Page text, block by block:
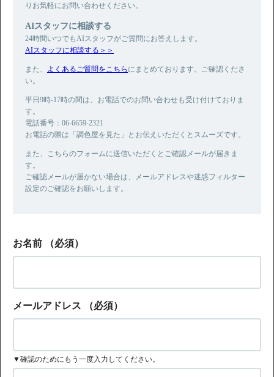
りお気軽にお問い合わせください。
AIスタッフに相談する
24時間いつでもAIスタッフがご質問にお答えします。
AIスタッフに相談する＞＞
また、 よくあるご質問をこちら にまとめております。ご確認くださ
い。
平日9時-17時の間は、お電話でのお問い合わせも受け付けておりま
す。
電話番号：06-6659-2321
お電話の際は「調色屋を見た」とお伝えいただくとスムーズです。
また、こちらのフォームに送信いただくとご確認メールが届きま
す。
ご確認メールが届かない場合は、メールアドレスや迷惑フィルター
設定のご確認をお願いします。
お名前 （必須）
メールアドレス （必須）
▼確認のためにもう一度入力してください。